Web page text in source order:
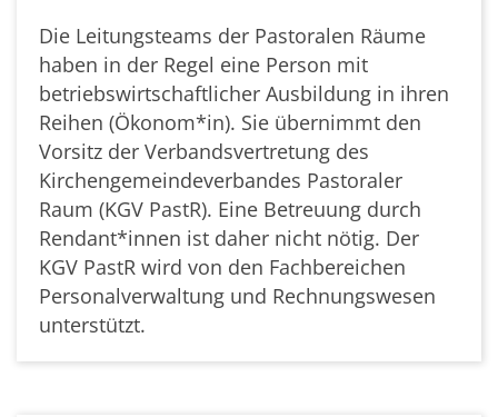
Die Leitungsteams der Pastoralen Räume
haben in der Regel eine Person mit
betriebswirtschaftlicher Ausbildung in ihren
Reihen (Ökonom*in). Sie übernimmt den
Vorsitz der Verbandsvertretung des
Kirchengemeindeverbandes Pastoraler
Raum (KGV PastR). Eine Betreuung durch
Rendant*innen ist daher nicht nötig. Der
KGV PastR wird von den Fachbereichen
Personalverwaltung und Rechnungswesen
unterstützt.